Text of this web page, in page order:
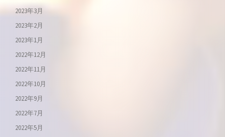
2023年3月
2023年2月
2023年1月
2022年12月
2022年11月
2022年10月
2022年9月
2022年7月
2022年5月